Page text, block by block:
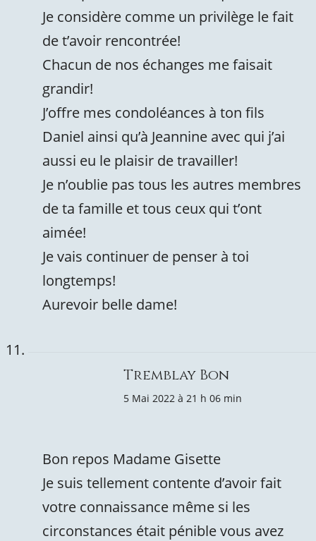
Je considère comme un privilège le fait
de t’avoir rencontrée!
Chacun de nos échanges me faisait
grandir!
J’offre mes condoléances à ton fils
Daniel ainsi qu’à Jeannine avec qui j’ai
aussi eu le plaisir de travailler!
Je n’oublie pas tous les autres membres
de ta famille et tous ceux qui t’ont
aimée!
Je vais continuer de penser à toi
longtemps!
Aurevoir belle dame!
Tremblay Bon
5 Mai 2022 à 21 h 06 min
Bon repos Madame Gisette
Je suis tellement contente d’avoir fait
votre connaissance même si les
circonstances était pénible vous avez